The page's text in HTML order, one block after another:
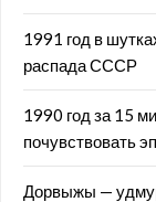
1991 год в
распада СССР
1990 год за 15
почувствовать
Дорвыжы —